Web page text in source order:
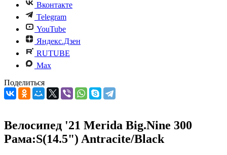
Вконтакте
Telegram
YouTube
Яндекс.Дзен
RUTUBE
Max
Поделиться
Велосипед '21 Merida Big.Nine 300
Рама:S(14.5") Antracite/Black